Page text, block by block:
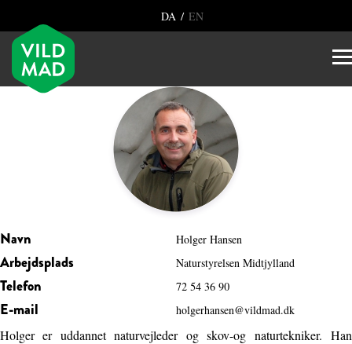
DA / EN
Navn Holger Hansen
Arbejdsplads Naturstyrelsen Midtjylland
Telefon 72 54 36 90
E-mail holgerhansen@vildmad.dk
Holger er uddannet naturvejleder og skov-og naturtekniker. Han